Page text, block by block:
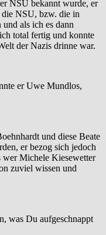
NSU bekannt wurde, er
die NSU, bzw. die in
und als ich es dann
total fertig und konnte
der Nazis drinne war.
er Uwe Mundlos,
und diese Beate
er bezog sich jedoch
wer Michele Kiesewetter
zuviel wissen und
was Du aufgeschnappt